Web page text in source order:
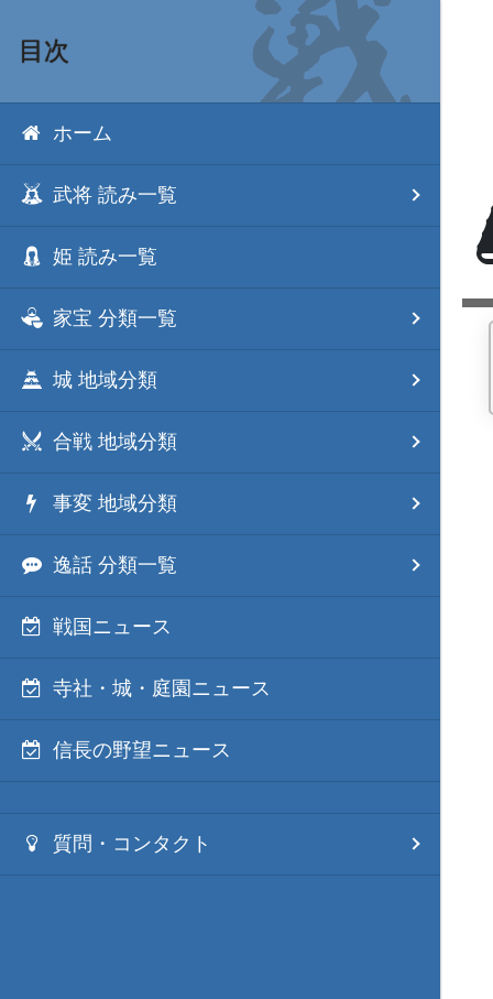
目次
ホーム
武将 読み一覧
姫 読み一覧
家宝 分類一覧
城 地域分類
合戦 地域分類
事変 地域分類
逸話 分類一覧
戦国ニュース
寺社・城・庭園ニュース
信長の野望ニュース
質問・コンタクト